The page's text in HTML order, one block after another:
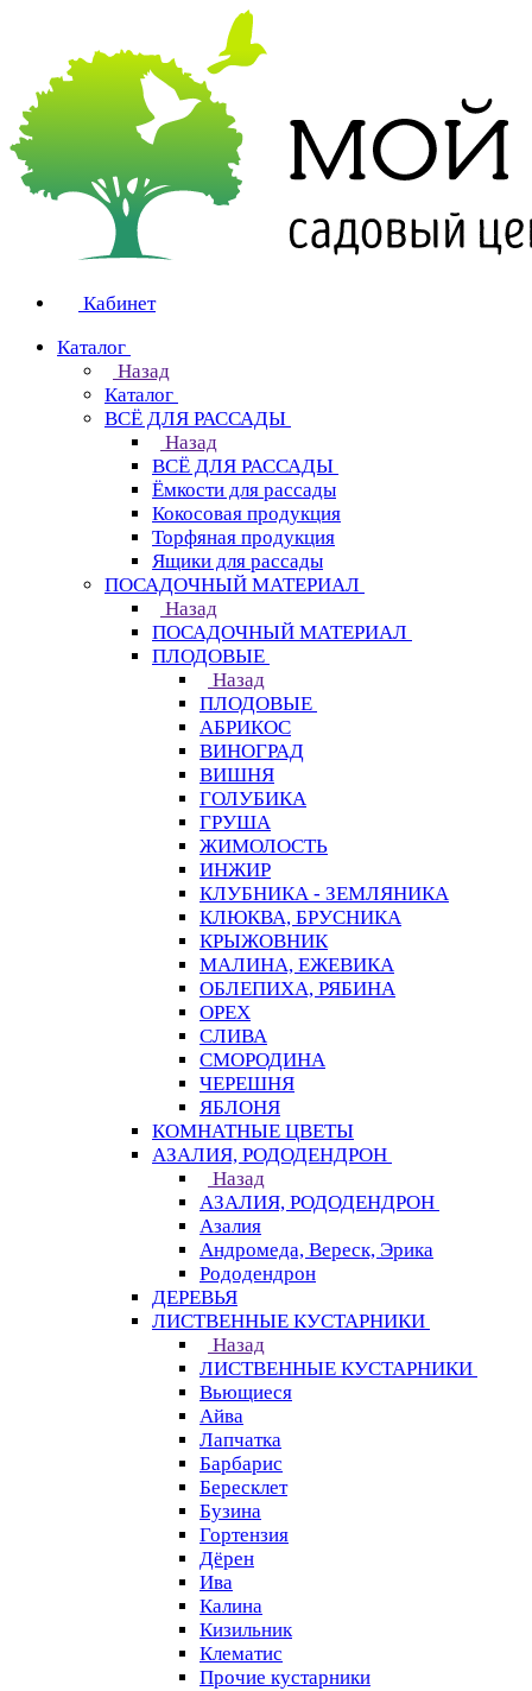
Кабинет
Каталог
Назад
Каталог
ВСЁ ДЛЯ РАССАДЫ
Назад
ВСЁ ДЛЯ РАССАДЫ
Ёмкости для рассады
Кокосовая продукция
Торфяная продукция
Ящики для рассады
ПОСАДОЧНЫЙ МАТЕРИАЛ
Назад
ПОСАДОЧНЫЙ МАТЕРИАЛ
ПЛОДОВЫЕ
Назад
ПЛОДОВЫЕ
АБРИКОС
ВИНОГРАД
ВИШНЯ
ГОЛУБИКА
ГРУША
ЖИМОЛОСТЬ
ИНЖИР
КЛУБНИКА - ЗЕМЛЯНИКА
КЛЮКВА, БРУСНИКА
КРЫЖОВНИК
МАЛИНА, ЕЖЕВИКА
ОБЛЕПИХА, РЯБИНА
ОРЕХ
СЛИВА
СМОРОДИНА
ЧЕРЕШНЯ
ЯБЛОНЯ
КОМНАТНЫЕ ЦВЕТЫ
АЗАЛИЯ, РОДОДЕНДРОН
Назад
АЗАЛИЯ, РОДОДЕНДРОН
Азалия
Андромеда, Вереск, Эрика
Рододендрон
ДЕРЕВЬЯ
ЛИСТВЕННЫЕ КУСТАРНИКИ
Назад
ЛИСТВЕННЫЕ КУСТАРНИКИ
Вьющиеся
Айва
Лапчатка
Барбарис
Бересклет
Бузина
Гортензия
Дёрен
Ива
Калина
Кизильник
Клематис
Прочие кустарники